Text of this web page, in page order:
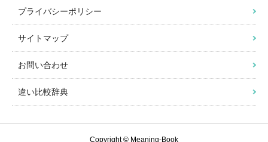
プライバシーポリシー
サイトマップ
お問い合わせ
違い比較辞典
Copyright © Meaning-Book